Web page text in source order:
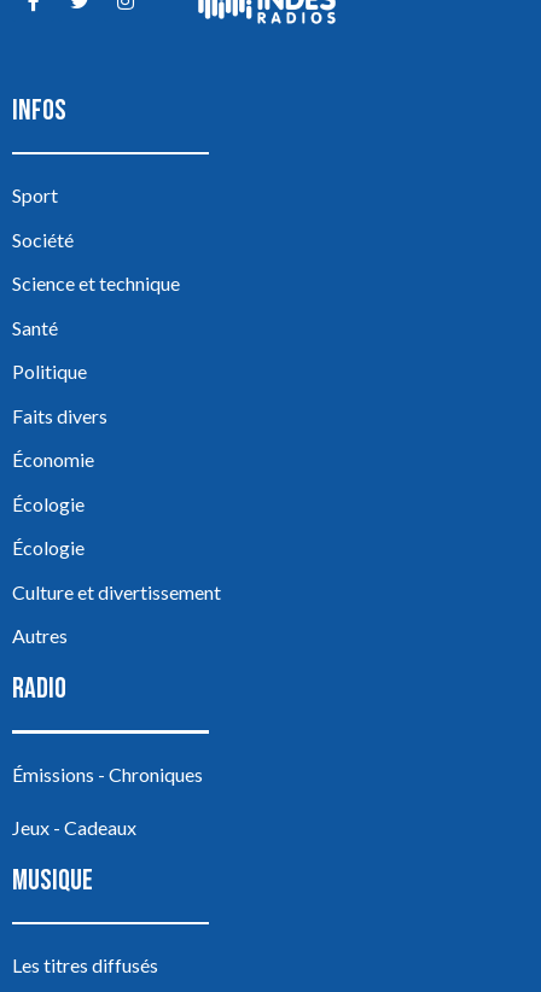
INFOS
Sport
Société
Science et technique
Santé
Politique
Faits divers
Économie
Écologie
Écologie
Culture et divertissement
Autres
RADIO
Émissions - Chroniques
Jeux - Cadeaux
MUSIQUE
Les titres diffusés